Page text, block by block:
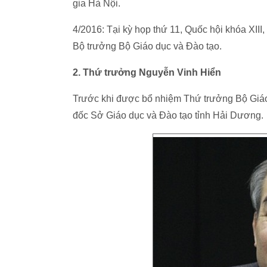
gia Hà Nội.
4/2016: Tại kỳ họp thứ 11, Quốc hội khóa
Bộ trưởng Bộ Giáo dục và Đào tạo.
2. Thứ trưởng Nguyễn Vinh Hiển
Trước khi được bổ nhiệm Thứ trưởng Bộ
đốc Sở Giáo dục và Đào tạo tỉnh Hải Dương.